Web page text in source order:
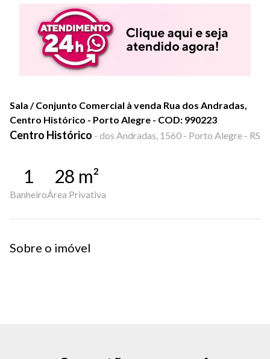
Sala / Conjunto Comercial à venda Rua dos Andradas,
Centro Histórico - Porto Alegre - COD: 990223
Centro Histórico - dos Andradas, 1560 - Porto Alegre - RS
1
Banheiro
28 m²
Área Privativa
Sobre o imóvel